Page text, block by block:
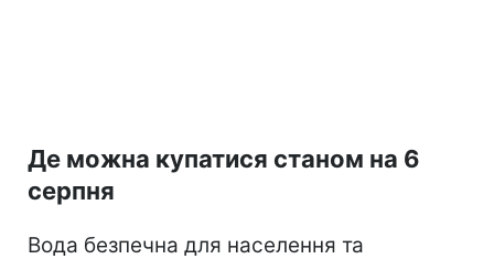
Де можна купатися станом на 6
серпня
Вода безпечна для населення та